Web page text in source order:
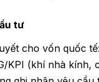
tư
cho vốn quốc
KPI (khí nhà kính,